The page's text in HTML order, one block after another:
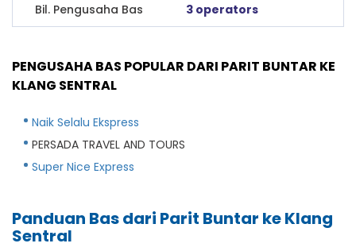
Bil. Pengusaha Bas 3 operators
PENGUSAHA BAS POPULAR DARI PARIT BUNTAR KE
KLANG SENTRAL
Naik Selalu Ekspress
PERSADA TRAVEL AND TOURS
Super Nice Express
Panduan Bas dari Parit Buntar ke Klang
Sentral